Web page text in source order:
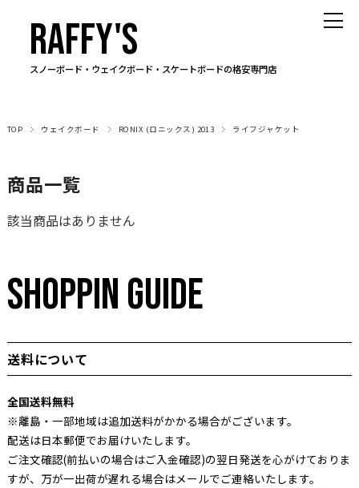
スノーボード・ウェイクボード・スケートボードの格安専門店
RAFFY'S
TOP ウェイクボード RONIX (ロニックス) 2013 ライフジャケット
商品一覧
該当商品はありません
SHOPPIN GUIDE
送料について
全国送料無料
※離島・一部地域は追加送料がかかる場合がございます。
配送は日本郵便でお届けいたします。
ご注文確認(前払いの場合はご入金確認)の翌日発送を心がけておりま
すが、万が一出荷が遅れる場合はメールでご連絡いたします。